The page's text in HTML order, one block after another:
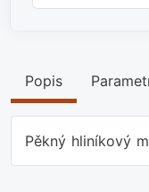
Popis
Pěkný hliníkový